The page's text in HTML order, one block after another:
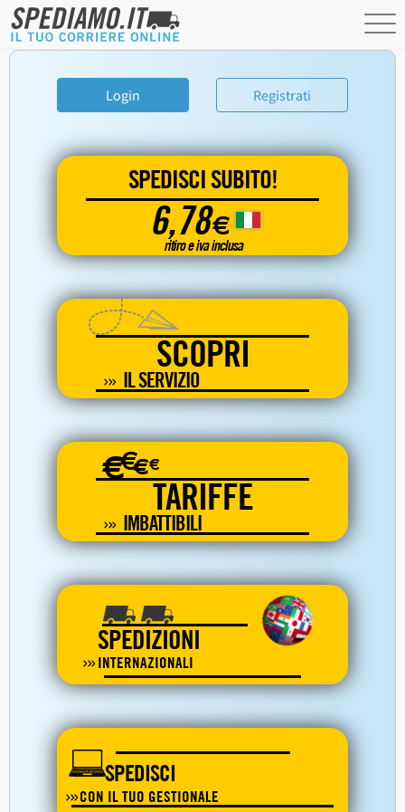
Login Registrati
SPEDISCI SUBITO!
6,78€
ritiro e iva inclusa
SCOPRI
IL SERVIZIO
€€€€
TARIFFE
IMBATTIBILI
SPEDIZIONI
INTERNAZIONALI
SPEDISCI
CON IL TUO GESTIONALE